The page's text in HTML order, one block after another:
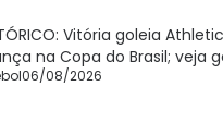
Vitória goleia
na Copa do Brasil; veja
06/08/2026